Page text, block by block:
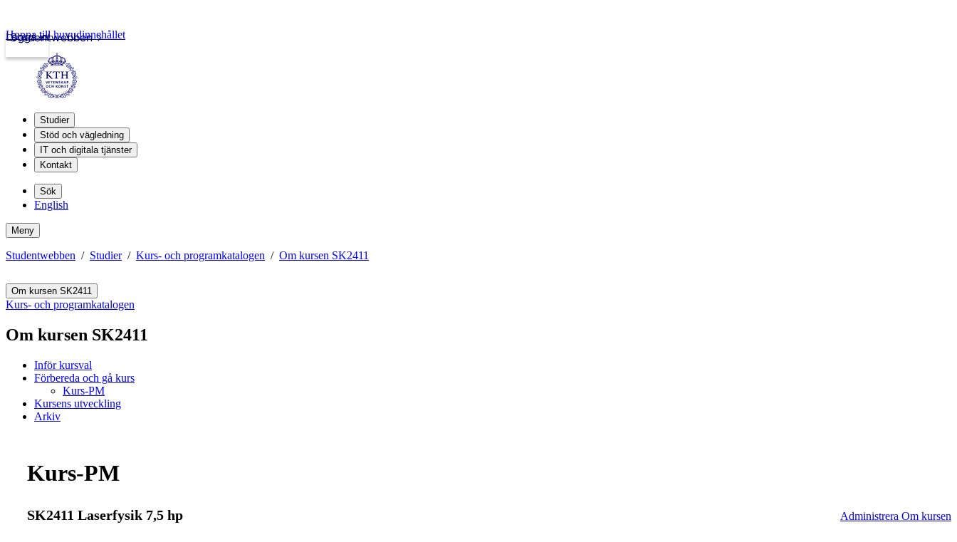
Studentwebben
Logga in
Hoppa till huvudinnehållet
Studier
Stöd och vägledning
IT och digitala tjänster
Kontakt
Sök
English
Meny
Studentwebben Studier Kurs- och programkatalogen Om kursen SK2411
Om kursen SK2411
Kurs- och programkatalogen
Om kursen SK2411
Inför kursval
Förbereda och gå kurs
Kurs-PM
Kursens utveckling
Arkiv
Kurs-PM
SK2411 Laserfysik 7,5 hp Administrera Om kursen